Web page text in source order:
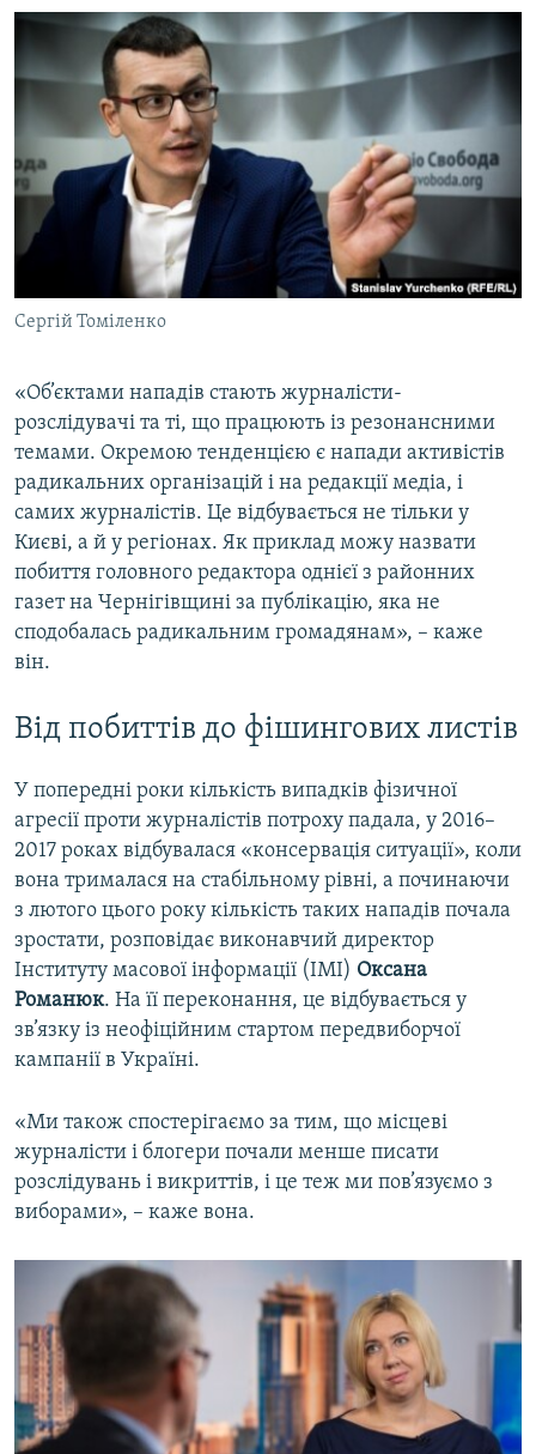
Сергій Томіленко
«Об’єктами нападів стають журналісти-
розслідувачі та ті, що працюють із резонансними
темами. Окремою тенденцією є напади активістів
радикальних організацій і на редакції медіа, і
самих журналістів. Це відбувається не тільки у
Києві, а й у регіонах. Як приклад можу назвати
побиття головного редактора однієї з районних
газет на Чернігівщині за публікацію, яка не
сподобалась радикальним громадянам», – каже
він.
Від побиттів до фішингових листів
У попередні роки кількість випадків фізичної
агресії проти журналістів потроху падала, у 2016–
2017 роках відбувалася «консервація ситуації», коли
вона трималася на стабільному рівні, а починаючи
з лютого цього року кількість таких нападів почала
зростати, розповідає виконавчий директор
Інституту масової інформації (ІМІ) Оксана
Романюк. На її переконання, це відбувається у
зв’язку із неофіційним стартом передвиборчої
кампанії в Україні.
«Ми також спостерігаємо за тим, що місцеві
журналісти і блогери почали менше писати
розслідувань і викриттів, і це теж ми пов’язуємо з
виборами», – каже вона.